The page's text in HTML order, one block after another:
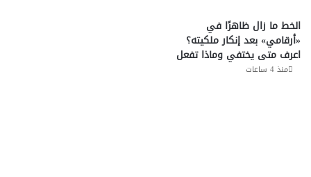
الخط ما زال ظاهرًا في
«أرقامي» بعد إنكار ملكيته؟
اعرف متى يختفي وماذا تفعل
منذ 4 ساعات